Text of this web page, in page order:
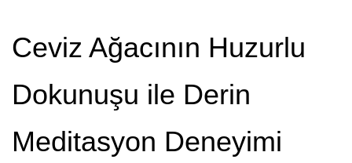
Ceviz Ağacının Huzurlu
Dokunuşu ile Derin
Meditasyon Deneyimi